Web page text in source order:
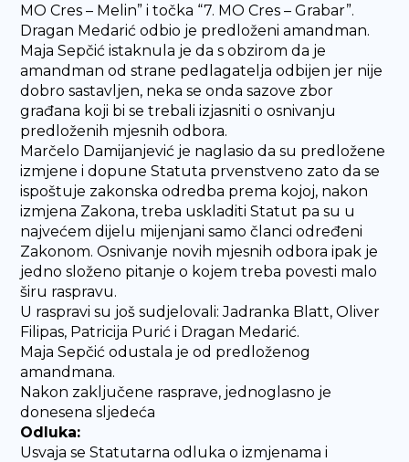
MO Cres – Melin” i točka “7. MO Cres – Grabar”.
Dragan Medarić odbio je predloženi amandman.
Maja Sepčić istaknula je da s obzirom da je
amandman od strane pedlagatelja odbijen jer nije
dobro sastavljen, neka se onda sazove zbor
građana koji bi se trebali izjasniti o osnivanju
predloženih mjesnih odbora.
Marčelo Damijanjević je naglasio da su predložene
izmjene i dopune Statuta prvenstveno zato da se
ispoštuje zakonska odredba prema kojoj, nakon
izmjena Zakona, treba uskladiti Statut pa su u
najvećem dijelu mijenjani samo članci određeni
Zakonom. Osnivanje novih mjesnih odbora ipak je
jedno složeno pitanje o kojem treba povesti malo
širu raspravu.
U raspravi su još sudjelovali: Jadranka Blatt, Oliver
Filipas, Patricija Purić i Dragan Medarić.
Maja Sepčić odustala je od predloženog
amandmana.
Nakon zaključene rasprave, jednoglasno je
donesena sljedeća
Odluka:
Usvaja se Statutarna odluka o izmjenama i